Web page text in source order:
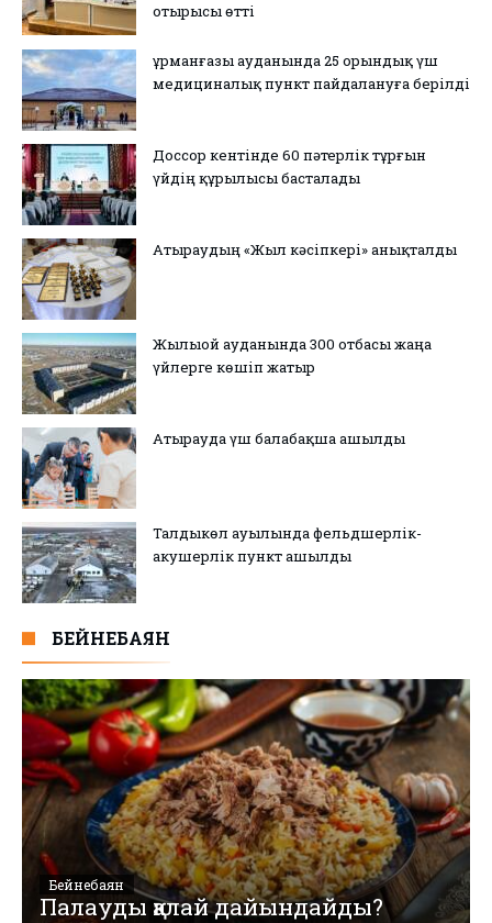
отырысы өтті
Құрманғазы ауданында 25 орындық үш
медициналық пункт пайдалануға берілді
Доссор кентінде 60 пәтерлік тұрғын
үйдің құрылысы басталады
Атыраудың «Жыл кәсіпкері» анықталды
Жылыой ауданында 300 отбасы жаңа
үйлерге көшіп жатыр
Атырауда үш балабақша ашылды
Талдыкөл ауылында фельдшерлік-
акушерлік пункт ашылды
БЕЙНЕБАЯН
Бейнебаян
Палауды қалай дайындайды?